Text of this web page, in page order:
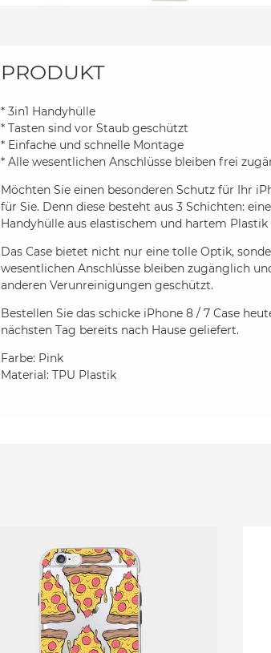
PRODUKT
* 3in1 Handyhülle
* Tasten sind vor Staub geschützt
* Einfache und schnelle Montage
* Alle wesentlichen Anschlüsse bleiben frei
Möchten Sie einen besonderen Schutz für Ihr
für Sie. Denn diese besteht aus 3 Schichten:
Handyhülle aus elastischem und hartem
Das Case bietet nicht nur eine tolle Optik,
wesentlichen Anschlüsse bleiben zugänglich
anderen Verunreinigungen geschützt.
Bestellen Sie das schicke iPhone 8 / 7 Case
nächsten Tag bereits nach Hause geliefert.
Farbe: Pink
Material: TPU Plastik